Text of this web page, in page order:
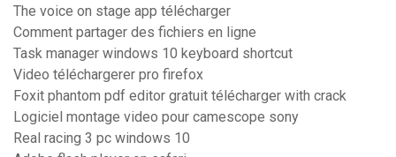
The voice on stage app télécharger
Comment partager des fichiers en ligne
Task manager windows 10 keyboard shortcut
Video téléchargerer pro firefox
Foxit phantom pdf editor gratuit télécharger with crack
Logiciel montage video pour camescope sony
Real racing 3 pc windows 10